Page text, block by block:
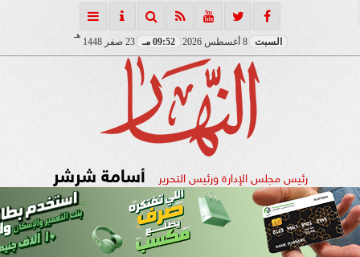
السبت 8 أغسطس 2026 09:52 مـ 23 صفر 1448
هـ
رئيس مجلس الإدارة ورئيس التحرير أسامة شرشر